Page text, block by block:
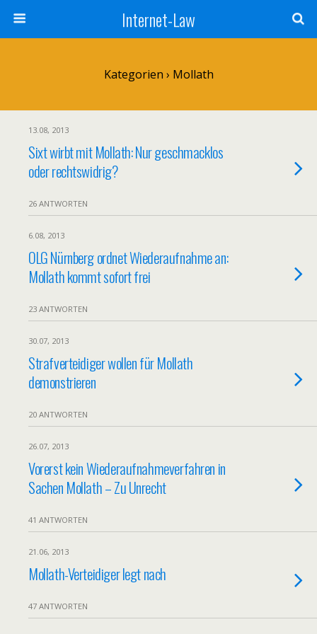
Internet-Law
Kategorien › Mollath
13.08, 2013
Sixt wirbt mit Mollath: Nur geschmacklos
oder rechtswidrig?
26 ANTWORTEN
6.08, 2013
OLG Nürnberg ordnet Wiederaufnahme an:
Mollath kommt sofort frei
23 ANTWORTEN
30.07, 2013
Strafverteidiger wollen für Mollath
demonstrieren
20 ANTWORTEN
26.07, 2013
Vorerst kein Wiederaufnahmeverfahren in
Sachen Mollath – Zu Unrecht
41 ANTWORTEN
21.06, 2013
Mollath-Verteidiger legt nach
47 ANTWORTEN